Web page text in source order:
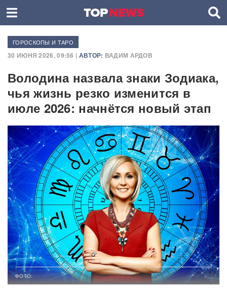
ГОРОСКОПЫ И ТАРО
30 ИЮНЯ 2026, 09:56 | АВТОР: ВАДИМ АРДОВ
Володина назвала знаки Зодиака,
чья жизнь резко изменится в
июле 2026: начнётся новый этап
ФОТО: